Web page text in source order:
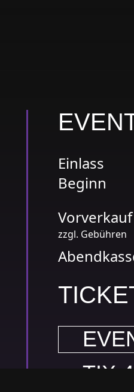
Einlass
Beginn
Vorverkauf
zzgl. Gebühren
TIX 4